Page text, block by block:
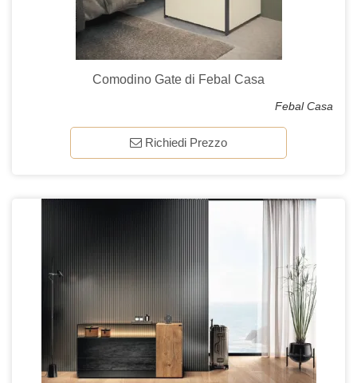
Comodino Gate di Febal Casa
Febal Casa
Richiedi Prezzo